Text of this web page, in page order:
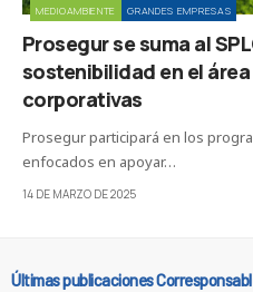
MEDIOAMBIENTE GRANDES EMPRESAS
Prosegur se suma al
sostenibilidad en el
corporativas
Prosegur participará en los
enfocados en apoyar…
14 DE MARZO DE 2025
Últimas publicaciones